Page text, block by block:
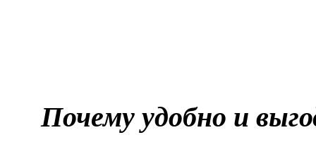
Почему удобно и